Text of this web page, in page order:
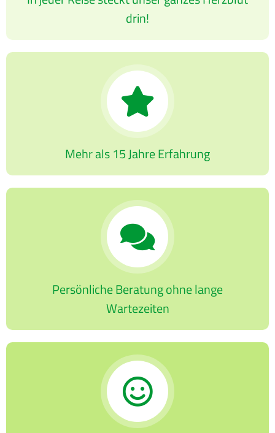
drin!
Mehr als 15 Jahre Erfahrung
Persönliche Beratung ohne lange
Wartezeiten